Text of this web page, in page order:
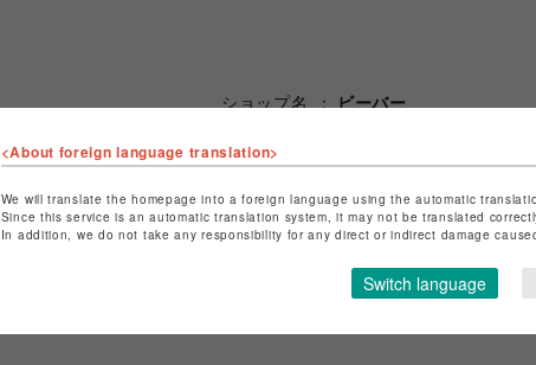
ショップ名
ビーバー
ショップお問い合わせはこちら
<About foreign language translation>
We will translate the homepage into a foreign language using the automatic
Since this service is an automatic translation system, it may not be translated
In addition, we do not take any responsibility for any direct or indirect damage
Switch language